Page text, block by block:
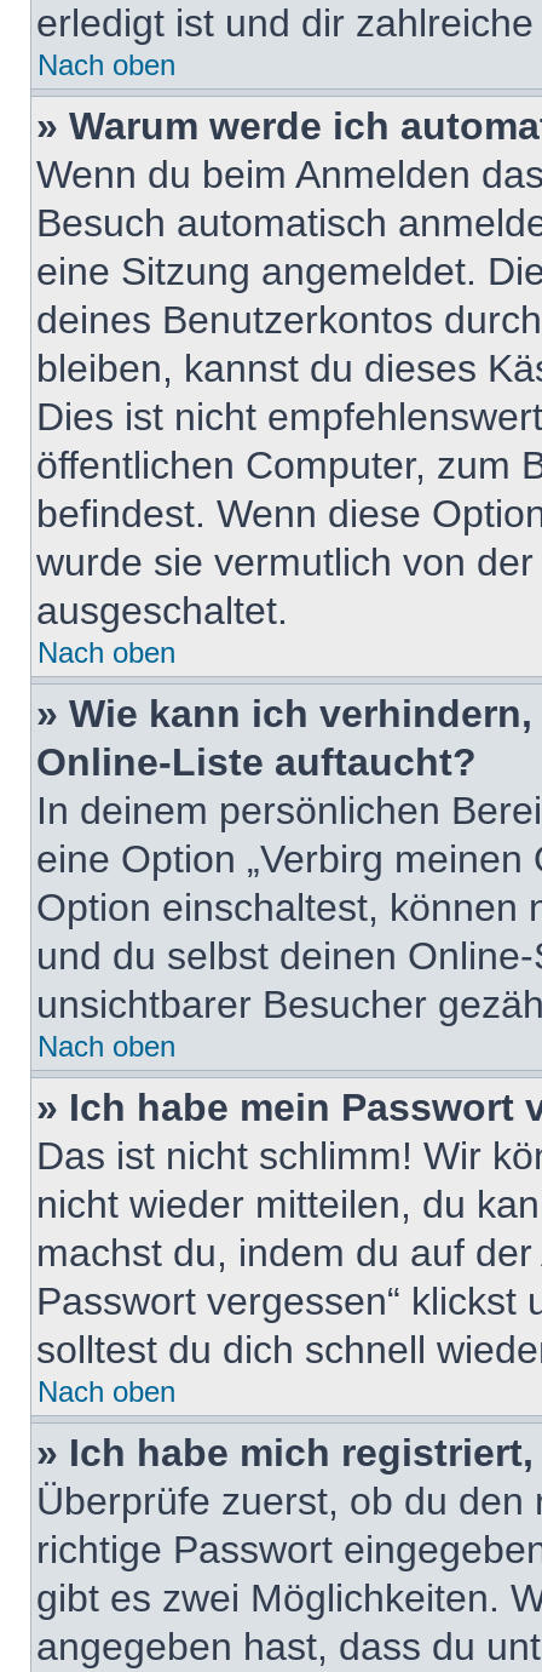
erledigt ist und dir
Nach oben
» Warum werde ich
Wenn du beim Anmelden
Besuch automatisch
eine Sitzung angemeldet.
deines Benutzerkontos
bleiben, kannst du dieses
Dies ist nicht
öffentlichen Computer, zum
befindest. Wenn diese
wurde sie vermutlich von
ausgeschaltet.
Nach oben
» Wie kann ich
Online-Liste auftaucht?
In deinem persönlichen
eine Option „Verbirg
Option einschaltest, können
und du selbst deinen
unsichtbarer Besucher
Nach oben
» Ich habe mein Passwort
Das ist nicht schlimm! Wir
nicht wieder mitteilen, du
machst du, indem du auf
Passwort vergessen“ klickst
solltest du dich schnell
Nach oben
» Ich habe mich
Überprüfe zuerst, ob du
richtige Passwort
gibt es zwei Möglichkeiten.
angegeben hast, dass du